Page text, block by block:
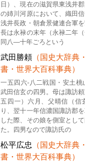
日）、現在の滋賀県東浅井
の姉川河原において、織田
浅井長政・朝倉景健連合軍
長は永禄の末年（永禄二年
同八―十年ごろという
武田勝頼 （国史大辞典
書・世界大百科事典）
一五四六-八二戦国・安土
武田信玄の四男。母は諏訪
五四一）六月、父晴信（信
り、翌十一年信濃国諏訪郡
した際、その娘を側室とし
た。四男なので諏訪氏の
松平広忠
（国史大辞典
書・世界大百科事典）